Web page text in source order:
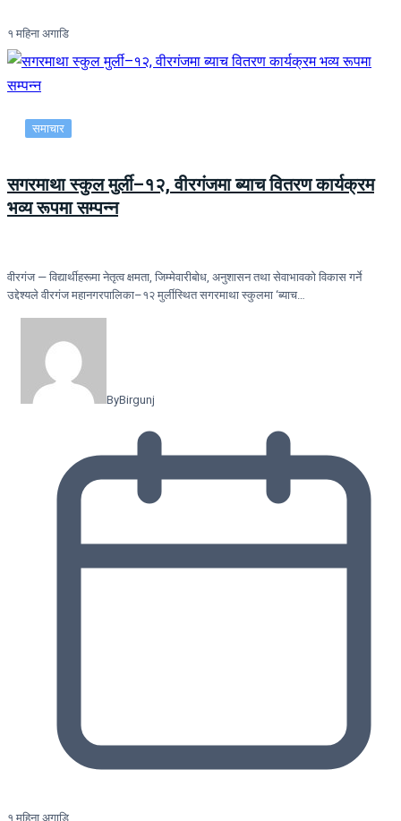
१ महिना अगाडि
समाचार
सगरमाथा स्कुल मुर्ली–१२, वीरगंजमा ब्याच वितरण कार्यक्रम
भव्य रूपमा सम्पन्न
वीरगंज — विद्यार्थीहरूमा नेतृत्व क्षमता, जिम्मेवारीबोध, अनुशासन तथा सेवाभावको विकास गर्ने
उद्देश्यले वीरगंज महानगरपालिका–१२ मुर्लीस्थित सगरमाथा स्कुलमा ‘ब्याच…
ByBirgunj
१ महिना अगाडि